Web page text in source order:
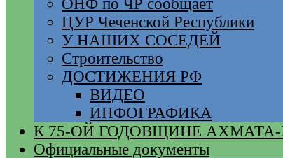
ОНФ по ЧР сообщает
ЦУР Чеченской Республики
У НАШИХ СОСЕДЕЙ
Строительство
ДОСТИЖЕНИЯ РФ
ВИДЕО
ИНФОГРАФИКА
К 75-ОЙ ГОДОВЩИНЕ
Официальные документы